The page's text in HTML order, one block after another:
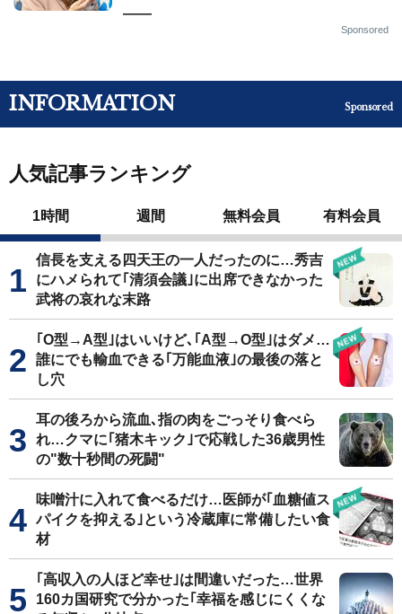
——
Sponsored
INFORMATION Sponsored
人気記事ランキング
1時間 週間 無料会員 有料会員
信長を支える四天王の一人だったのに…秀吉
にハメられて｢清須会議｣に出席できなかった
武将の哀れな末路
｢O型→A型｣はいいけど､｢A型→O型｣はダメ…
誰にでも輸血できる｢万能血液｣の最後の落と
し穴
耳の後ろから流血､指の肉をごっそり食べら
れ…クマに｢猪木キック｣で応戦した36歳男性
の"数十秒間の死闘"
味噌汁に入れて食べるだけ…医師が｢血糖値ス
パイクを抑える｣という冷蔵庫に常備したい食
材
｢高収入の人ほど幸せ｣は間違いだった…世界
160カ国研究で分かった｢幸福を感じにくくな